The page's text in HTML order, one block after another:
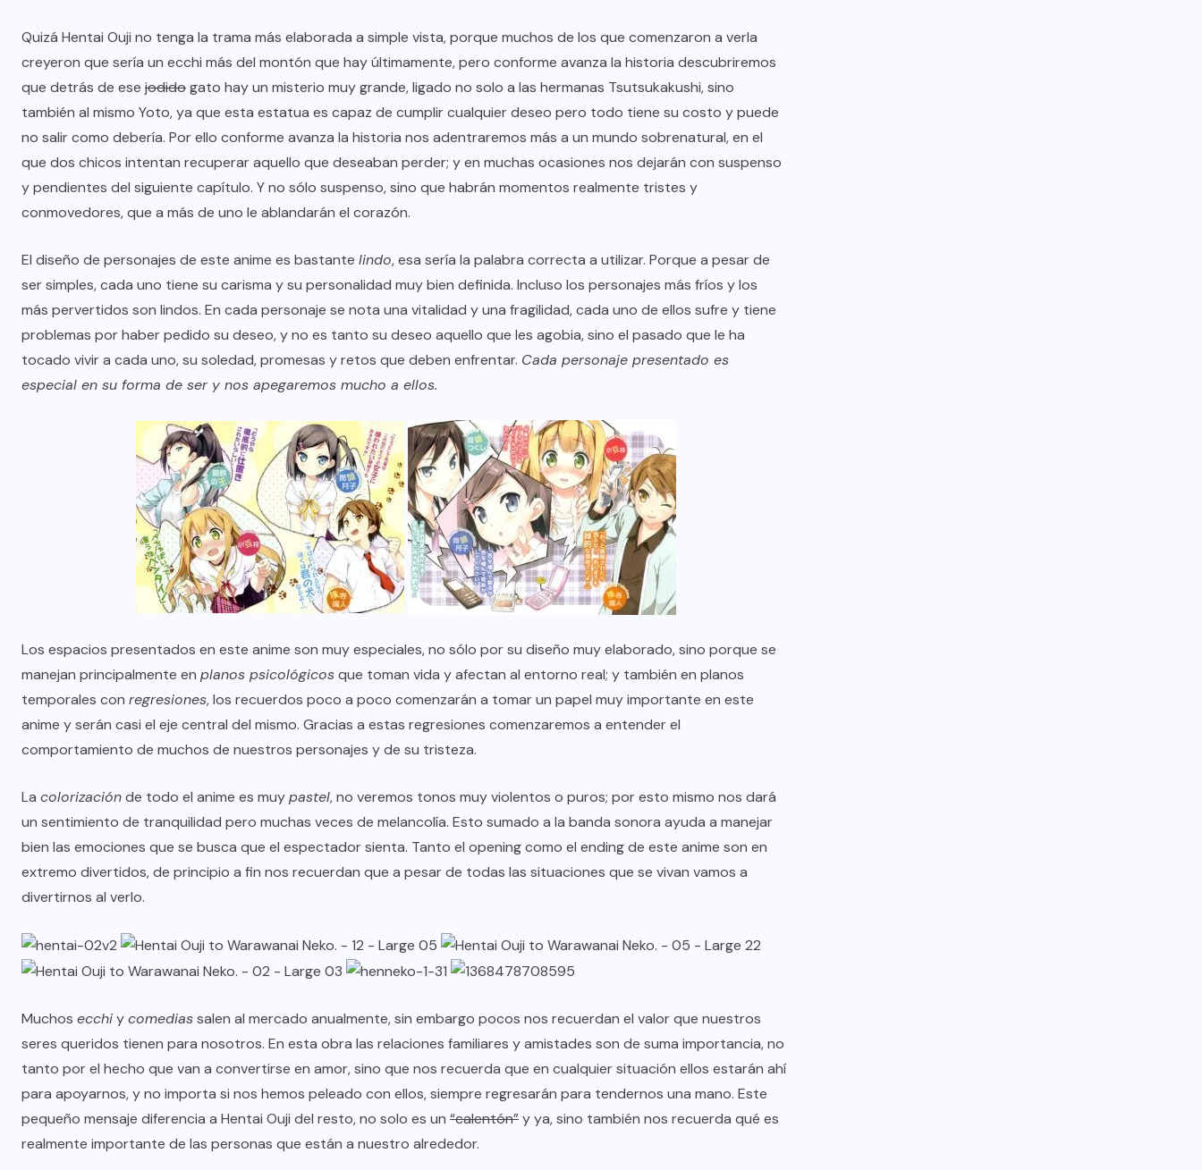
Quizá Hentai Ouji no tenga la trama más elaborada a simple vista, porque muchos de los que comenzaron a verla
creyeron que sería un ecchi más del montón que hay últimamente, pero conforme avanza la historia descubriremos
que detrás de ese jodidogato hay un misterio muy grande, ligado no solo a las hermanas Tsutsukakushi, sino
también al mismo Yoto, ya que esta estatua es capaz de cumplir cualquier deseo pero todo tiene su costo y puede
no salir como debería. Por ello conforme avanza la historia nos adentraremos más a un mundo sobrenatural, en el
que dos chicos intentan recuperar aquello que deseaban perder; y en muchas ocasiones nos dejarán con suspenso
y pendientes del siguiente capítulo. Y no sólo suspenso, sino que habrán momentos realmente tristes y
conmovedores, que a más de uno le ablandarán el corazón.
El diseño de personajes de este anime es bastante lindo, esa sería la palabra correcta a utilizar. Porque a pesar de
ser simples, cada uno tiene su carisma y su personalidad muy bien definida. Incluso los personajes más fríos y los
más pervertidos son lindos. En cada personaje se nota una vitalidad y una fragilidad, cada uno de ellos sufre y tiene
problemas por haber pedido su deseo, y no es tanto su deseo aquello que les agobia, sino el pasado que le ha
tocado vivir a cada uno, su soledad, promesas y retos que deben enfrentar. Cada personaje presentado es
especial en su forma de ser y nos apegaremos mucho a ellos.
Los espacios presentados en este anime son muy especiales, no sólo por su diseño muy elaborado, sino porque se
manejan principalmente en planos psicológicosque toman vida y afectan al entorno real; y también en planos
temporales con regresiones, los recuerdos poco a poco comenzarán a tomar un papel muy importante en este
anime y serán casi el eje central del mismo. Gracias a estas regresiones comenzaremos a entender el
comportamiento de muchos de nuestros personajes y de su tristeza.
La colorizaciónde todo el anime es muypastel, no veremos tonos muy violentos o puros; por esto mismo nos dará
un sentimiento de tranquilidad pero muchas veces de melancolía. Esto sumado a la banda sonora ayuda a manejar
bien las emociones que se busca que el espectador sienta. Tanto el opening como el ending de este anime son en
extremo divertidos, de principio a fin nos recuerdan que a pesar de todas las situaciones que se vivan vamos a
divertirnos al verlo.
Muchos ecchiycomediassalen al mercado anualmente, sin embargo pocos nos recuerdan el valor que nuestros
seres queridos tienen para nosotros. En esta obra las relaciones familiares y amistades son de suma importancia, no
tanto por el hecho que van a convertirse en amor, sino que nos recuerda que en cualquier situación ellos estarán ahí
para apoyarnos, y no importa si nos hemos peleado con ellos, siempre regresarán para tendernos una mano. Este
pequeño mensaje diferencia a Hentai Ouji del resto, no solo es un “calentón”y ya, sino también nos recuerda qué es
realmente importante de las personas que están a nuestro alrededor.